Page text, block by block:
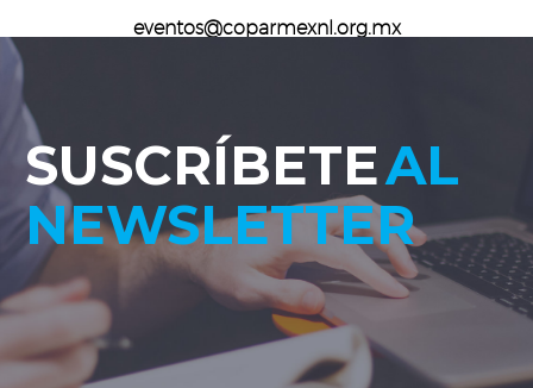
eventos@coparmexnl.org.mx
SUSCRÍBETEAL
NEWSLETTER